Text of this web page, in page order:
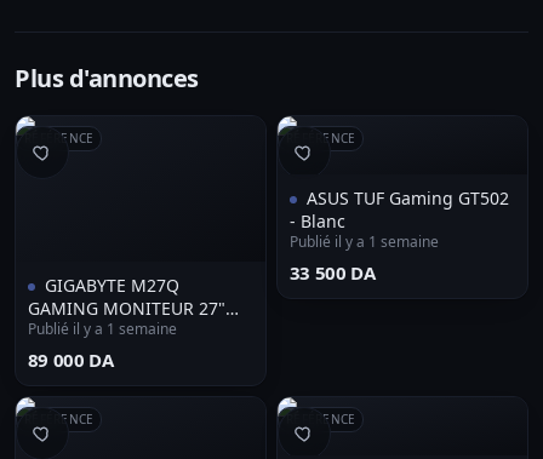
Plus d'annonces
RÉFÉRENCE
GIGABYTE M27Q
GAMING MONITEUR 27"
EDGE TYPE-0.5 (MPRT)
hdmi2.0 1*dp1.2 170hz
Publié il y a 1 semaine
⁦89 000 DA⁩
RÉFÉRENCE
ASUS TUF Gaming GT502
- Blanc
Publié il y a 1 semaine
⁦33 500 DA⁩
RÉFÉRENCE RÉFÉRENCE